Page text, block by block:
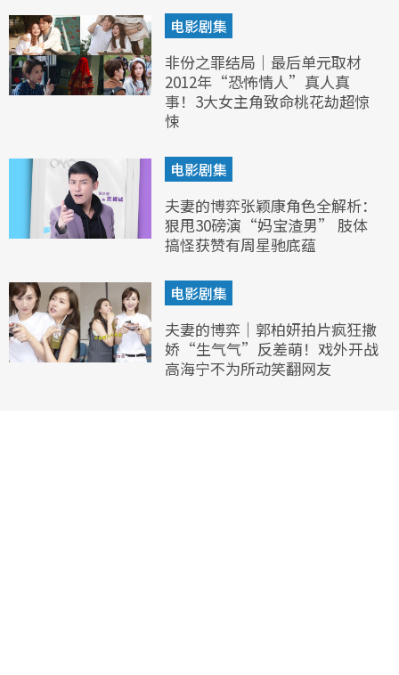
电影剧集
非份之罪结局｜最后单元取材
2012年“恐怖情人”真人真
事！3大女主角致命桃花劫超惊
悚
电影剧集
夫妻的博弈张颖康角色全解析：
狠甩30磅演“妈宝渣男” 肢体
搞怪获赞有周星驰底蕴
电影剧集
夫妻的博弈｜郭柏妍拍片疯狂撒
娇“生气气”反差萌！戏外开战
高海宁不为所动笑翻网友